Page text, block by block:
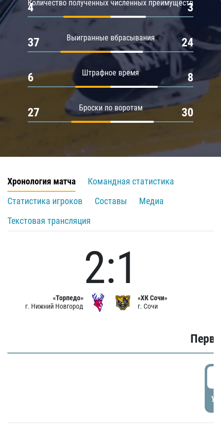
Количество полученных численных преимуществ
4 3
Выигранные вбрасывания
37 24
Штрафное время
6 8
Броски по воротам
27 30
Хронология матча
Командная статистика
Статистика игроков
Составы
Медиа
Текстовая трансляция
«Торпедо»
г. Нижний Новгород
2:1
«ХК Сочи»
г. Сочи